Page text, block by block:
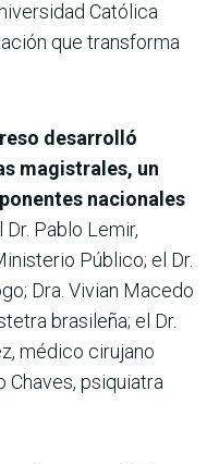
Católica
que transforma
desarrolló
magistrales, un
nacionales
Pablo Lemir,
Público; el Dr.
Dra. Vivian Macedo
brasileña; el Dr.
médico cirujano
Chaves, psiquiatra